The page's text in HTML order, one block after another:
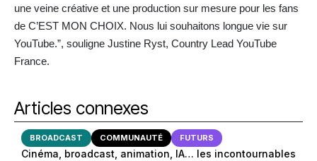
une veine créative et une production sur mesure pour les fans
de C’EST MON CHOIX. Nous lui souhaitons longue vie sur
YouTube.”, souligne Justine Ryst, Country Lead YouTube
France.
Articles connexes
BROADCAST COMMUNAUTÉ FUTURS
Cinéma, broadcast, animation, IA… les incontournables